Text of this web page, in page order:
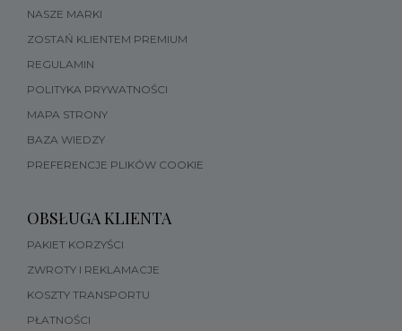
NASZE MARKI
ZOSTAŃ KLIENTEM PREMIUM
REGULAMIN
POLITYKA PRYWATNOŚCI
MAPA STRONY
BAZA WIEDZY
PREFERENCJE PLIKÓW COOKIE
OBSŁUGA KLIENTA
PAKIET KORZYŚCI
ZWROTY I REKLAMACJE
KOSZTY TRANSPORTU
PŁATNOŚCI